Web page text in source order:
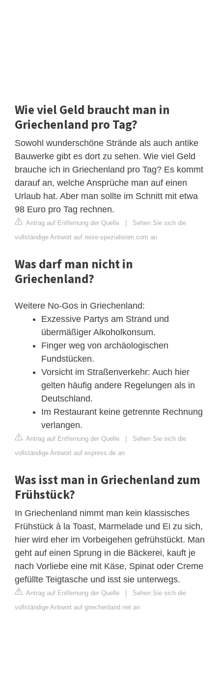
Wie viel Geld braucht man in
Griechenland pro Tag?
Sowohl wunderschöne Strände als auch antike
Bauwerke gibt es dort zu sehen. Wie viel Geld
brauche ich in Griechenland pro Tag? Es kommt
darauf an, welche Ansprüche man auf einen
Urlaub hat. Aber man sollte im Schnitt mit etwa
98 Euro pro Tag rechnen.
Antrag auf Entfernung der Quelle | Sehen Sie sich die
vollständige Antwort auf reise-spezialisten.com an
Was darf man nicht in
Griechenland?
Weitere No-Gos in Griechenland:
Exzessive Partys am Strand und
übermäßiger Alkoholkonsum.
Finger weg von archäologischen
Fundstücken.
Vorsicht im Straßenverkehr: Auch hier
gelten häufig andere Regelungen als in
Deutschland.
Im Restaurant keine getrennte Rechnung
verlangen.
Antrag auf Entfernung der Quelle | Sehen Sie sich die
vollständige Antwort auf express.de an
Was isst man in Griechenland zum
Frühstück?
In Griechenland nimmt man kein klassisches
Frühstück à la Toast, Marmelade und Ei zu sich,
hier wird eher im Vorbeigehen gefrühstückt. Man
geht auf einen Sprung in die Bäckerei, kauft je
nach Vorliebe eine mit Käse, Spinat oder Creme
gefüllte Teigtasche und isst sie unterwegs.
Antrag auf Entfernung der Quelle | Sehen Sie sich die
vollständige Antwort auf griechenland.net an